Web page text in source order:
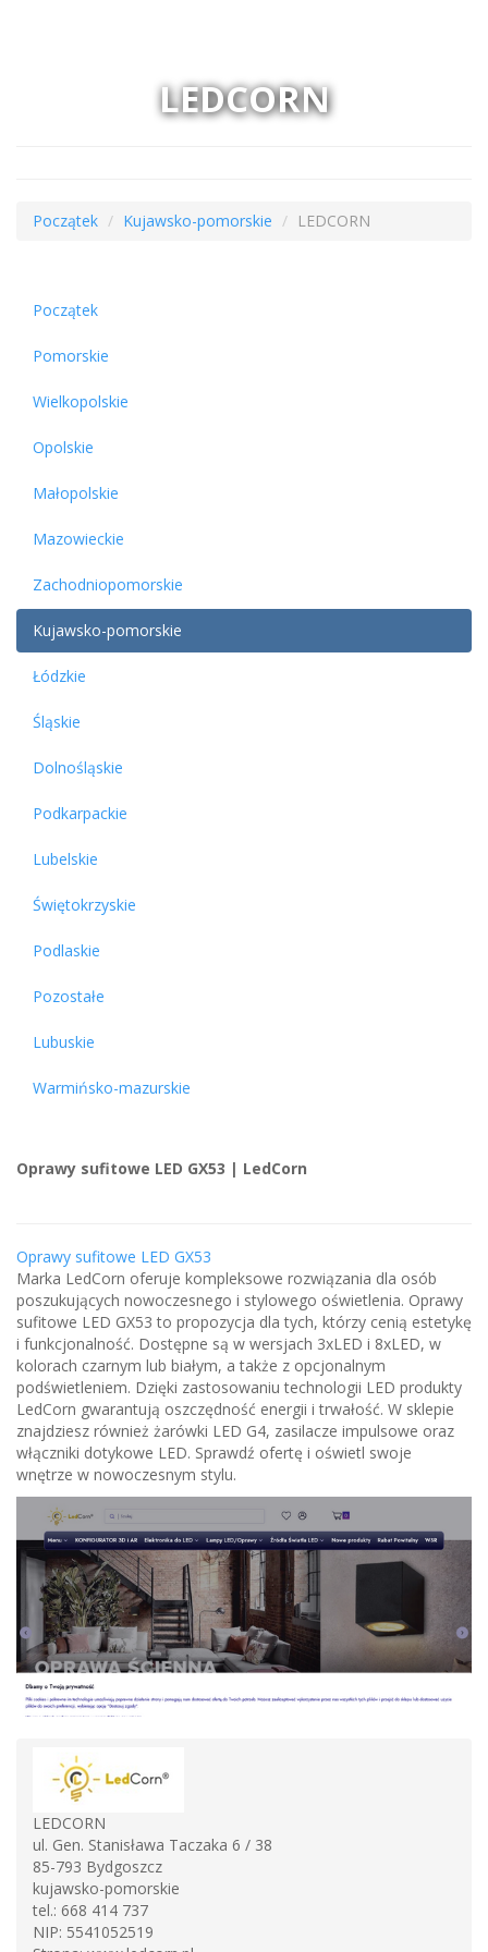
LEDCORN
Początek Kujawsko-pomorskie LEDCORN
Początek
Pomorskie
Wielkopolskie
Opolskie
Małopolskie
Mazowieckie
Zachodniopomorskie
Kujawsko-pomorskie
Łódzkie
Śląskie
Dolnośląskie
Podkarpackie
Lubelskie
Świętokrzyskie
Podlaskie
Pozostałe
Lubuskie
Warmińsko-mazurskie
Oprawy sufitowe LED GX53 | LedCorn
Oprawy sufitowe LED GX53
Marka LedCorn oferuje kompleksowe rozwiązania dla osób
poszukujących nowoczesnego i stylowego oświetlenia. Oprawy
sufitowe LED GX53 to propozycja dla tych, którzy cenią estetykę
i funkcjonalność. Dostępne są w wersjach 3xLED i 8xLED, w
kolorach czarnym lub białym, a także z opcjonalnym
podświetleniem. Dzięki zastosowaniu technologii LED produkty
LedCorn gwarantują oszczędność energii i trwałość. W sklepie
znajdziesz również żarówki LED G4, zasilacze impulsowe oraz
włączniki dotykowe LED. Sprawdź ofertę i oświetl swoje
wnętrze w nowoczesnym stylu.
LEDCORN
ul. Gen. Stanisława Taczaka 6 / 38
85-793 Bydgoszcz
kujawsko-pomorskie
tel.: 668 414 737
NIP: 5541052519